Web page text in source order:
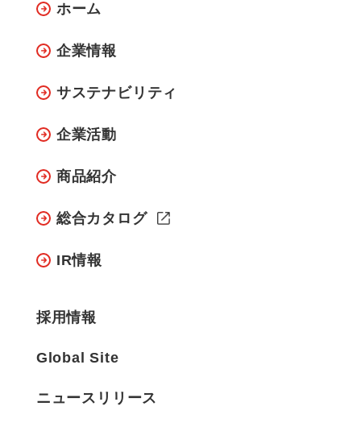
ホーム
企業情報
サステナビリティ
企業活動
商品紹介
総合カタログ
IR情報
採用情報
Global Site
ニュースリリース